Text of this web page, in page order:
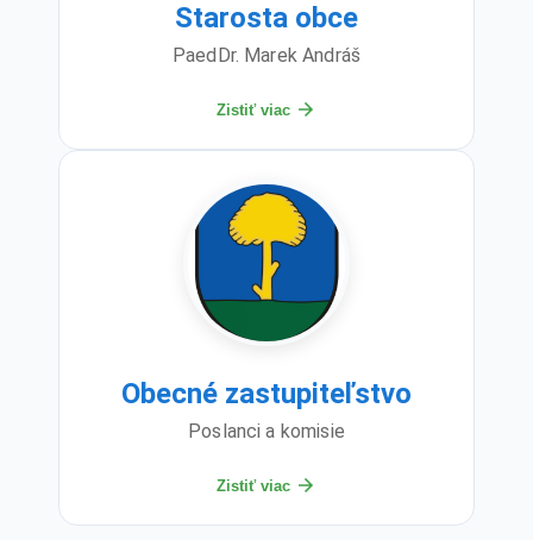
Starosta obce
PaedDr. Marek Andráš
Zistiť viac
Obecné zastupiteľstvo
Poslanci a komisie
Zistiť viac